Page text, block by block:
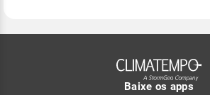
Baixe os apps